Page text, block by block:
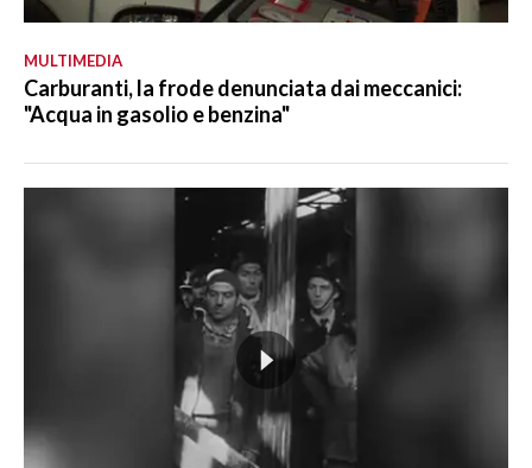
MULTIMEDIA
Carburanti, la frode denunciata dai meccanici:
"Acqua in gasolio e benzina"